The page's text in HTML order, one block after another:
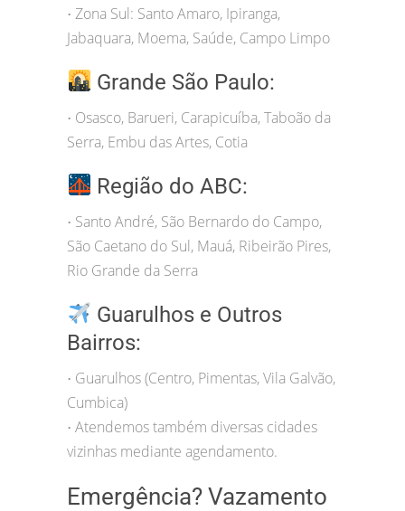
• Zona Sul: Santo Amaro, Ipiranga,
Jabaquara, Moema, Saúde, Campo Limpo
Grande São Paulo:
• Osasco, Barueri, Carapicuíba, Taboão da
Serra, Embu das Artes, Cotia
Região do ABC:
• Santo André, São Bernardo do Campo,
São Caetano do Sul, Mauá, Ribeirão Pires,
Rio Grande da Serra
Guarulhos e Outros
Bairros:
• Guarulhos (Centro, Pimentas, Vila Galvão,
Cumbica)
• Atendemos também diversas cidades
vizinhas mediante agendamento.
Emergência? Vazamento